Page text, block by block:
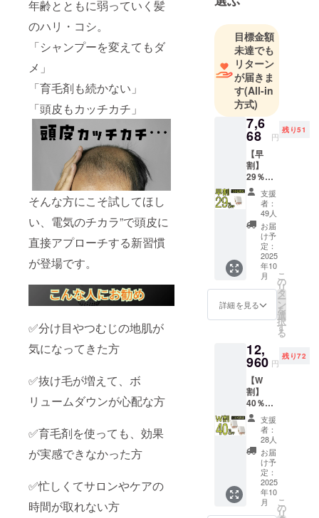
年齢とともに弱っていく髪
のハリ・コシ。
「シャンプーを変えてもダ
メ」
「育毛剤も続かない」
「頭皮もカッチカチ」
そんな方にこそ試してほし
い、電気のチカラ”で頭皮に
直接アプローチする新習慣
が登場です。
✅分け目やつむじの地肌が
気になってきた方
✅抜け毛が増えて、ボ
リュームダウンが心配な方
✅育毛剤を使っても、効果
が実感できなかった方
✅忙しくてサロンやケアの
時間が取れない方
画・開発に
挑んでいま
す。
「面白い」
「便利」
「欲しかっ
た！」と感
じていただ
けるような
アイテム
を、これか
らもお届け
してまいり
新商品やお
得情報は、
LINE公式ア
ぜひこの機
会にお友達
登録をお願
いいたしま
す。
【当社規約
とご案内事
項】
目標金額
未達でも
リターン
が届きま
す(All-in
方式)
7,6
68 円
残り51
【早
割】
29％OF
F 100名
限定 定
10,800
→7,668
（税・
送料
込）
【内
容】 ■
フワリ
├ 本
体 ×1
└タイプ
C USB
充電
ケーブ
ル ×1 日
本語の
説明書
はデー
タでお
渡しし
ます。
【配送
支援
者：
49人
お届
け予
定：
2025
年10
月
詳細を見る
こ
の
リ
タ
ー
ン
を
選
択
す
る
12,
960 円
残り72
【W
割】
40％OF
F100名
限定 定
21,600
→12,96
（税・
送料
支援
者：
28人
お届
け予
定：
2025
年10
月
こ
の
リ